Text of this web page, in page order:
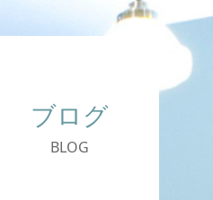
ブログ
BLOG